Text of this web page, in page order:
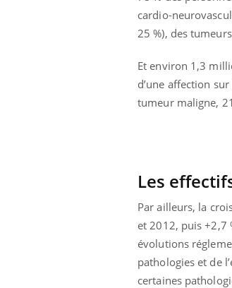
cardio-
25 %), des
Et environ 1,3
d’une affection
tumeur maligne,
Les
Par ailleurs, la
et 2012, puis +2,7
évolutions
pathologies et de
certaines